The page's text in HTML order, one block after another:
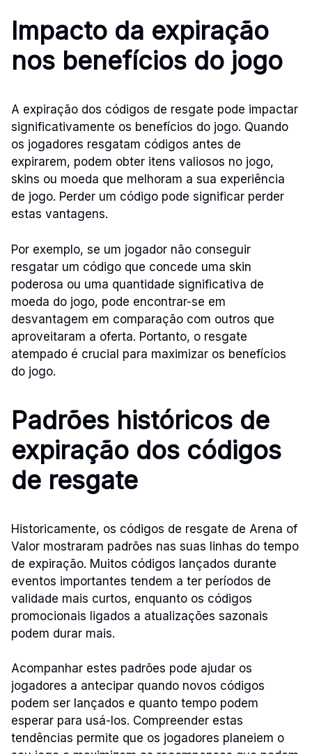
Impacto da expiração
nos benefícios do jogo
A expiração dos códigos de resgate pode impactar
significativamente os benefícios do jogo. Quando
os jogadores resgatam códigos antes de
expirarem, podem obter itens valiosos no jogo,
skins ou moeda que melhoram a sua experiência
de jogo. Perder um código pode significar perder
estas vantagens.
Por exemplo, se um jogador não conseguir
resgatar um código que concede uma skin
poderosa ou uma quantidade significativa de
moeda do jogo, pode encontrar-se em
desvantagem em comparação com outros que
aproveitaram a oferta. Portanto, o resgate
atempado é crucial para maximizar os benefícios
do jogo.
Padrões históricos de
expiração dos códigos
de resgate
Historicamente, os códigos de resgate de Arena of
Valor mostraram padrões nas suas linhas do tempo
de expiração. Muitos códigos lançados durante
eventos importantes tendem a ter períodos de
validade mais curtos, enquanto os códigos
promocionais ligados a atualizações sazonais
podem durar mais.
Acompanhar estes padrões pode ajudar os
jogadores a antecipar quando novos códigos
podem ser lançados e quanto tempo podem
esperar para usá-los. Compreender estas
tendências permite que os jogadores planeiem o